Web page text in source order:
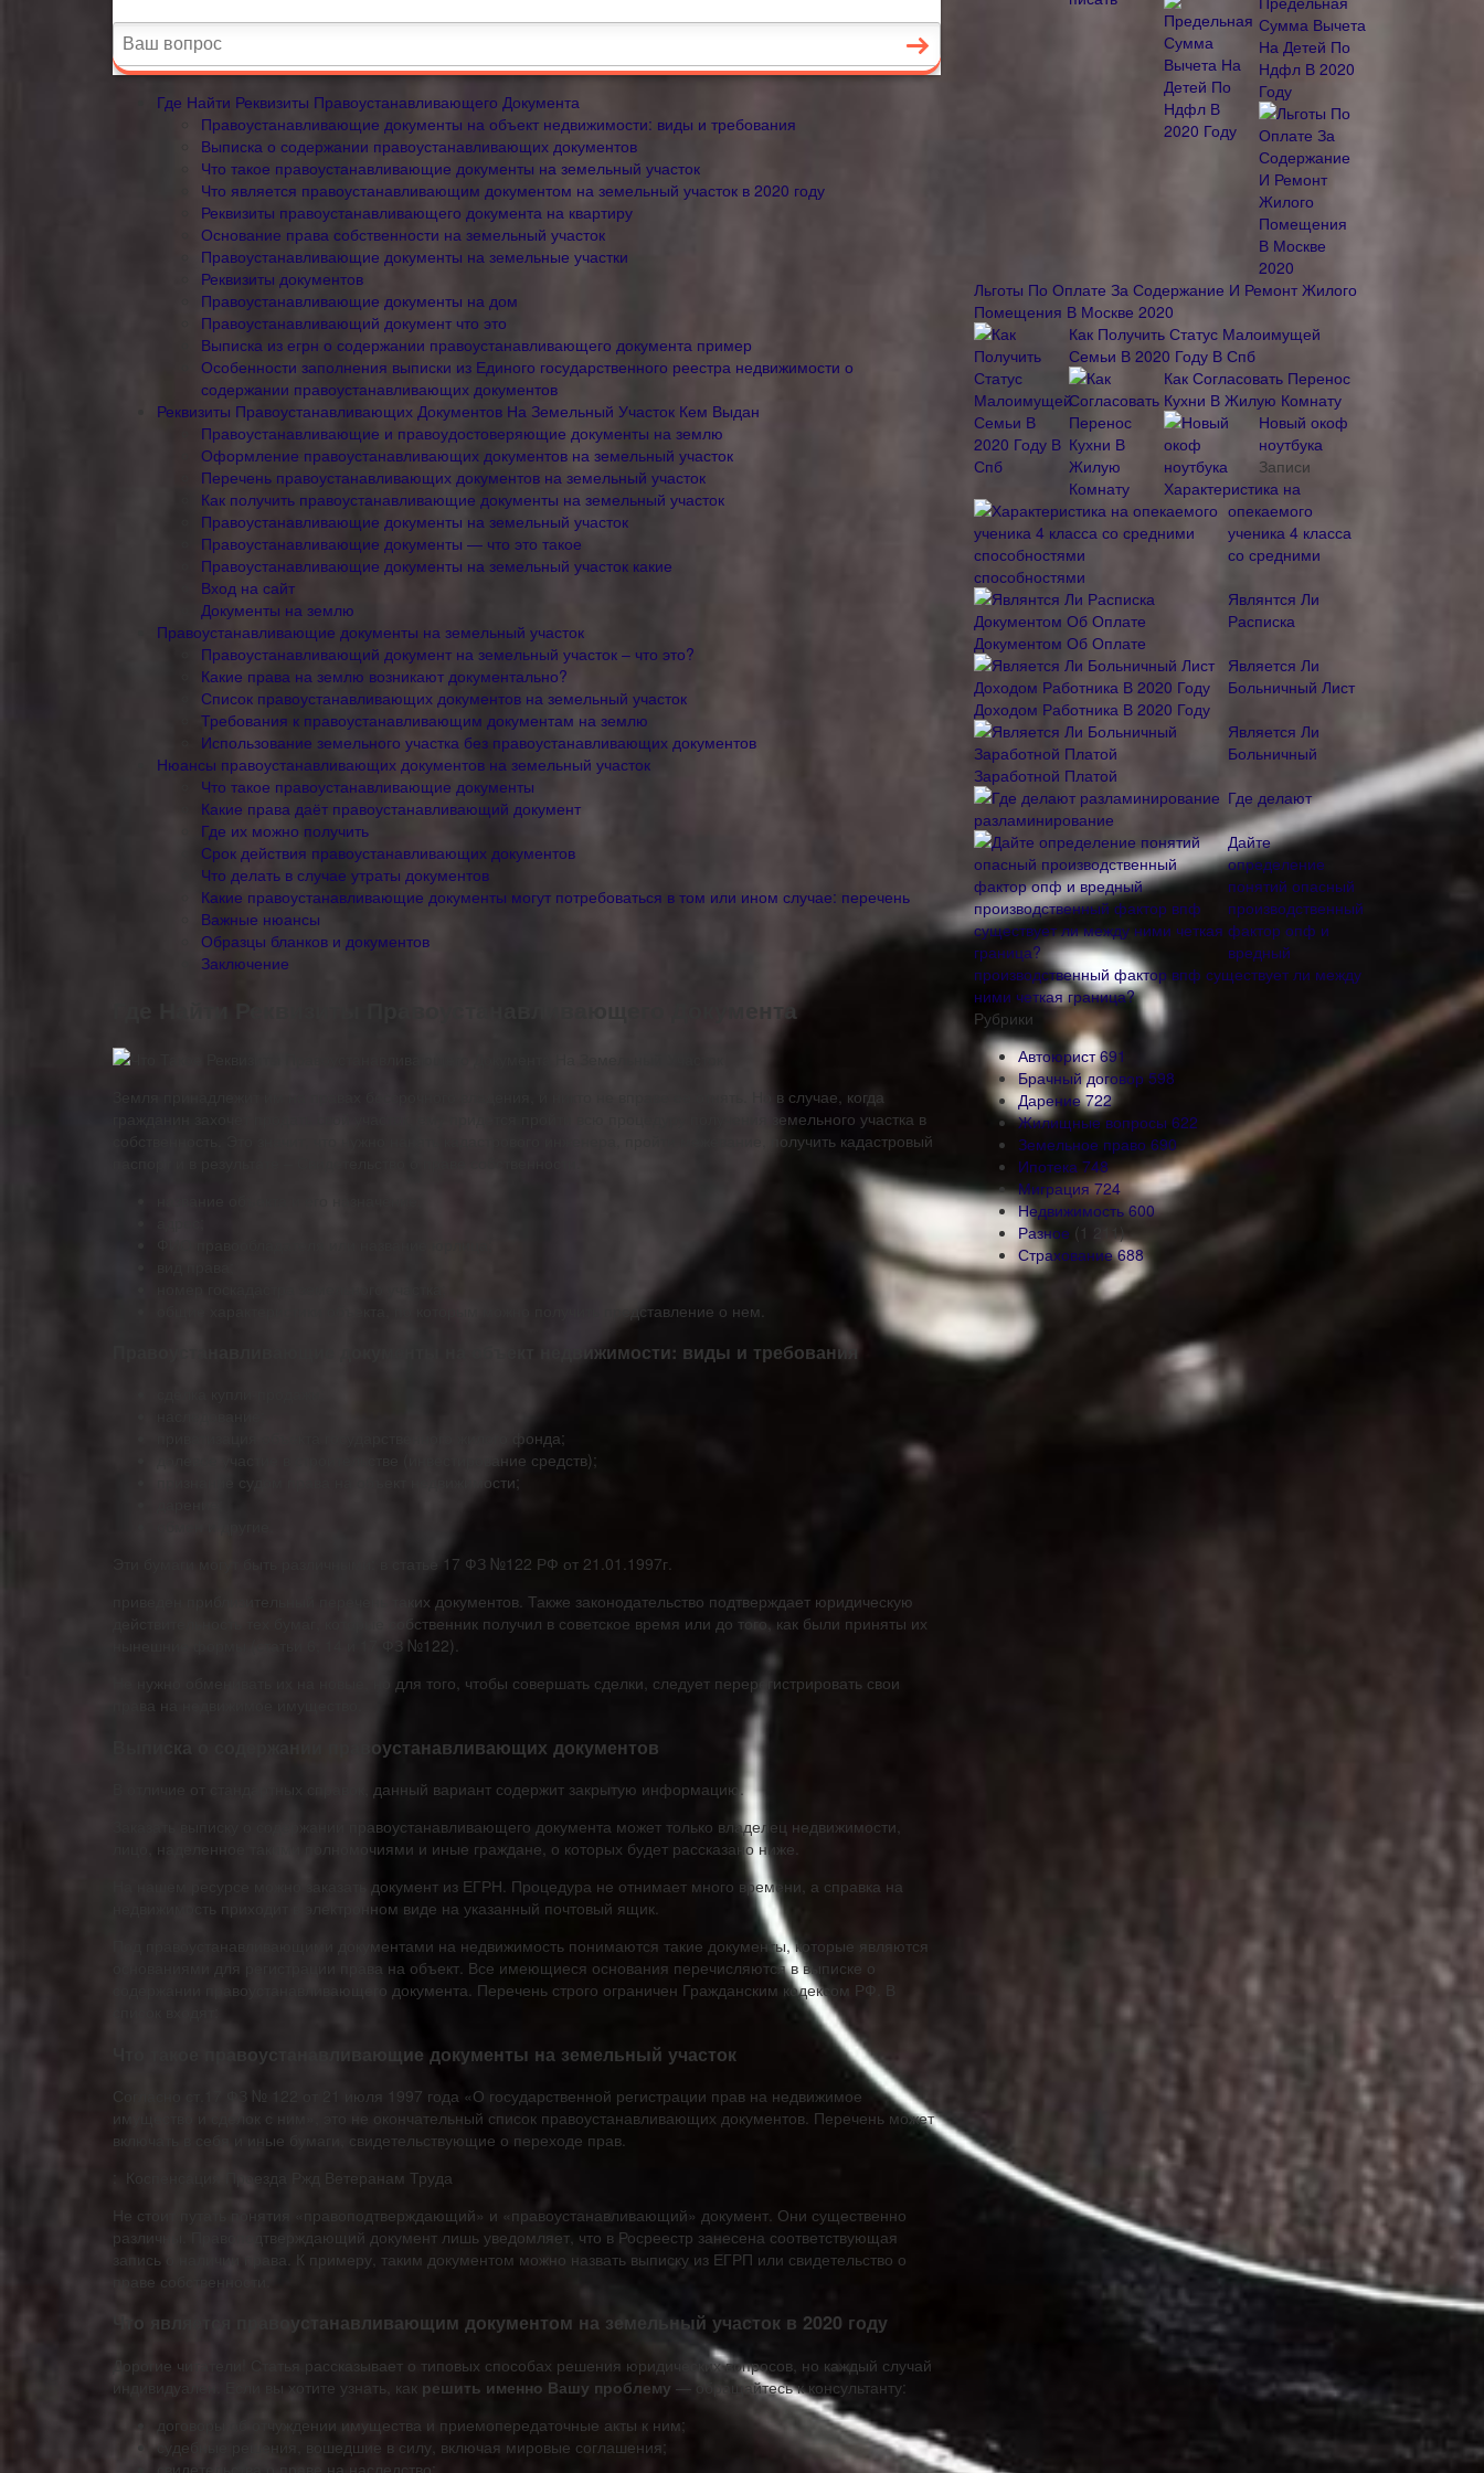
Где Найти Реквизиты Правоустанавливающего Документа
Правоустанавливающие документы на объект недвижимости: виды и требования
Выписка о содержании правоустанавливающих документов
Что такое правоустанавливающие документы на земельный участок
Что является правоустанавливающим документом на земельный участок в 2020 году
Реквизиты правоустанавливающего документа на квартиру
Основание права собственности на земельный участок
Правоустанавливающие документы на земельные участки
Реквизиты документов
Правоустанавливающие документы на дом
Правоустанавливающий документ что это
Выписка из егрн о содержании правоустанавливающего документа пример
Особенности заполнения выписки из Единого государственного реестра недвижимости о
содержании правоустанавливающих документов
Реквизиты Правоустанавливающих Документов На Земельный Участок Кем Выдан
Правоустанавливающие и правоудостоверяющие документы на землю
Оформление правоустанавливающих документов на земельный участок
Перечень правоустанавливающих документов на земельный участок
Как получить правоустанавливающие документы на земельный участок
Правоустанавливающие документы на земельный участок
Правоустанавливающие документы — что это такое
Правоустанавливающие документы на земельный участок какие
Вход на сайт
Документы на землю
Правоустанавливающие документы на земельный участок
Правоустанавливающий документ на земельный участок – что это?
Какие права на землю возникают документально?
Список правоустанавливающих документов на земельный участок
Требования к правоустанавливающим документам на землю
Использование земельного участка без правоустанавливающих документов
Нюансы правоустанавливающих документов на земельный участок
Что такое правоустанавливающие документы
Какие права даёт правоустанавливающий документ
Где их можно получить
Срок действия правоустанавливающих документов
Что делать в случае утраты документов
Какие правоустанавливающие документы могут потребоваться в том или ином случае: перечень
Важные нюансы
Образцы бланков и документов
Заключение
Где Найти Реквизиты Правоустанавливающего Документа
Земля принадлежит им на правах бессрочного владения, и никто не вправе ее отнять. Но в случае, когда
гражданин захочет продать свой участок, ему придется пройти всю процедуру получения земельного участка в
собственность. Это значит, что нужно нанять кадастрового инженера, пройти межевание, получить кадастровый
общие характеристики объекта, по которым можно получить представление о нем.
Правоустанавливающие документы на объект недвижимости: виды и требования
приватизация объекта государственного жилого фонда;
долевое участие в строительстве (инвестирование средств);
признание судом права на объект недвижимости;
Эти бумаги могут быть различными: в статье 17 ФЗ №122 РФ от 21.01.1997г.
приведен приблизительный перечень таких документов. Также законодательство подтверждает юридическую
действительность тех бумаг, которые собственник получил в советское время или до того, как были приняты их
нынешние формы (статьи 6, 14 и 17 ФЗ №122).
Не нужно обменивать их на новые, но для того, чтобы совершать сделки, следует перерегистрировать свои
права на недвижимое имущество.
Выписка о содержании правоустанавливающих документов
В отличие от стандартных справок, данный вариант содержит закрытую информацию.
Заказать выписку о содержании правоустанавливающего документа может только владелец недвижимости,
лицо, наделенное такими полномочиями и иные граждане, о которых будет рассказано ниже.
На нашем ресурсе можно заказать документ из ЕГРН. Процедура не отнимает много времени, а справка на
недвижимость приходит в электронном виде на указанный почтовый ящик.
Под правоустанавливающими документами на недвижимость понимаются такие документы, которые являются
основаниями для регистрации права на объект. Все имеющиеся основания перечисляются в выписке о
содержании правоустанавливающего документа. Перечень строго ограничен Гражданским кодексом РФ. В
Что такое правоустанавливающие документы на земельный участок
Согласно ст.17 ФЗ № 122 от 21 июля 1997 года «О государственной регистрации прав на недвижимое
имущество и сделок с ним», это не окончательный список правоустанавливающих документов. Перечень может
включать в себя и иные бумаги, свидетельствующие о переходе прав.
: Коспенсация Проезда Ржд Ветеранам Труда
Не стоит путать понятия «правоподтверждающий» и «правоустанавливающий» документ. Они существенно
различны. Правоподтверждающий документ лишь уведомляет, что в Росреестр занесена соответствующая
запись о наличии права. К примеру, таким документом можно назвать выписку из ЕГРП или свидетельство о
праве собственности.
Что является правоустанавливающим документом на земельный участок в 2020 году
Дорогие читатели! Статья рассказывает о типовых способах решения юридических вопросов, но каждый случай
индивидуален. Если вы хотите узнать, как решить именно Вашу проблему — обращайтесь к консультанту:
договоры об отчуждении имущества и приемопередаточные акты к ним;
судебные решения, вошедшие в силу, включая мировые соглашения;
свидетельства о праве на наследство;
Сумма Вычета
На Детей По
Ндфл В 2020
Году
Льготы По Оплате За Содержание И Ремонт Жилого
Помещения В Москве 2020
Как Получить Статус Малоимущей
Семьи В 2020 Году В Спб
Как Согласовать Перенос
Кухни В Жилую Комнату
Новый окоф
ноутбука
Записи
Характеристика на
опекаемого
ученика 4 класса
со средними
способностями
Являнтся Ли
Расписка
Документом Об Оплате
Является Ли
Больничный Лист
Доходом Работника В 2020 Году
Является Ли
Больничный
Заработной Платой
Где делают
разламинирование
Дайте
определение
понятий опасный
производственный
фактор опф и
вредный
производственный фактор впф существует ли между
ними четкая граница?
Рубрики
Автоюрист691
Брачный договор 598
Дарение722
Жилищные вопросы 622
Земельное право 690
Ипотека 748
Миграция724
Недвижимость600
Разное (1 211)
Страхование688